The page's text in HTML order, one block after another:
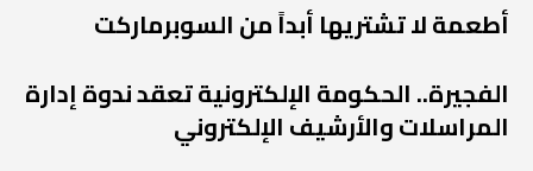
أطعمة لا تشتريها أبداً من السوبرماركت
الفجيرة.. الحكومة الإلكترونية تعقد ندوة إدارة
المراسلات والأرشيف الإلكتروني